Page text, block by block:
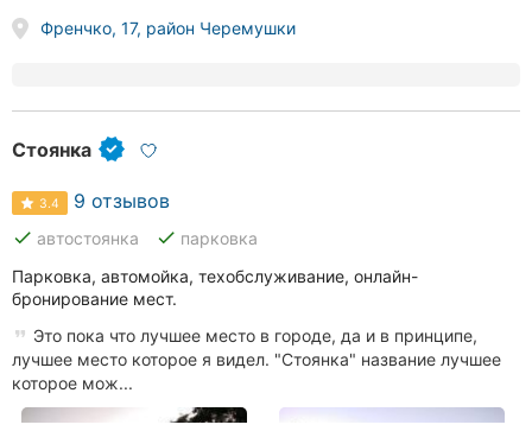
Френчко, 17, район Черемушки
Стоянка
3.4 9 отзывов
done автостоянка done парковка
Парковка, автомойка, техобслуживание, онлайн-
бронирование мест.
Это пока что лучшее место в городе, да и в принципе,
лучшее место которое я видел. "Стоянка" название лучшее
которое мож...